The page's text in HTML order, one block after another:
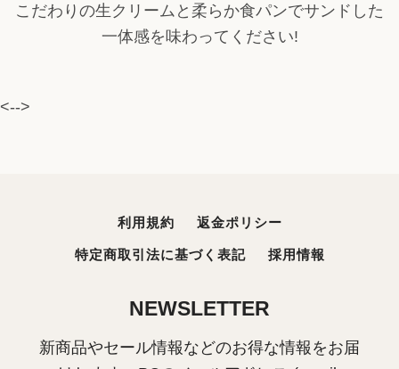
こだわりの生クリームと柔らか食パンでサンドした
一体感を味わってください!
<-->
利用規約 返金ポリシー
特定商取引法に基づく表記 採用情報
NEWSLETTER
新商品やセール情報などのお得な情報をお届